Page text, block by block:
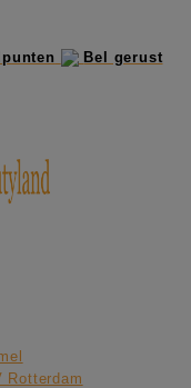
Bel gerust
Rotterdam